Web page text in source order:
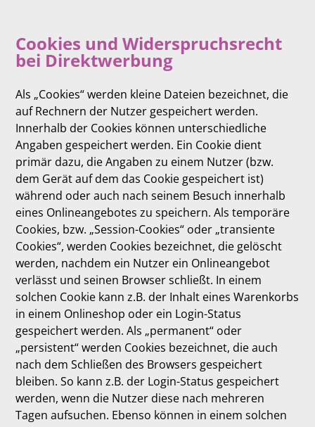
Cookies und Widerspruchsrecht
bei Direktwerbung
Als „Cookies“ werden kleine Dateien bezeichnet, die
auf Rechnern der Nutzer gespeichert werden.
Innerhalb der Cookies können unterschiedliche
Angaben gespeichert werden. Ein Cookie dient
primär dazu, die Angaben zu einem Nutzer (bzw.
dem Gerät auf dem das Cookie gespeichert ist)
während oder auch nach seinem Besuch innerhalb
eines Onlineangebotes zu speichern. Als temporäre
Cookies, bzw. „Session-Cookies“ oder „transiente
Cookies“, werden Cookies bezeichnet, die gelöscht
werden, nachdem ein Nutzer ein Onlineangebot
verlässt und seinen Browser schließt. In einem
solchen Cookie kann z.B. der Inhalt eines Warenkorbs
in einem Onlineshop oder ein Login-Status
gespeichert werden. Als „permanent“ oder
„persistent“ werden Cookies bezeichnet, die auch
nach dem Schließen des Browsers gespeichert
bleiben. So kann z.B. der Login-Status gespeichert
werden, wenn die Nutzer diese nach mehreren
Tagen aufsuchen. Ebenso können in einem solchen